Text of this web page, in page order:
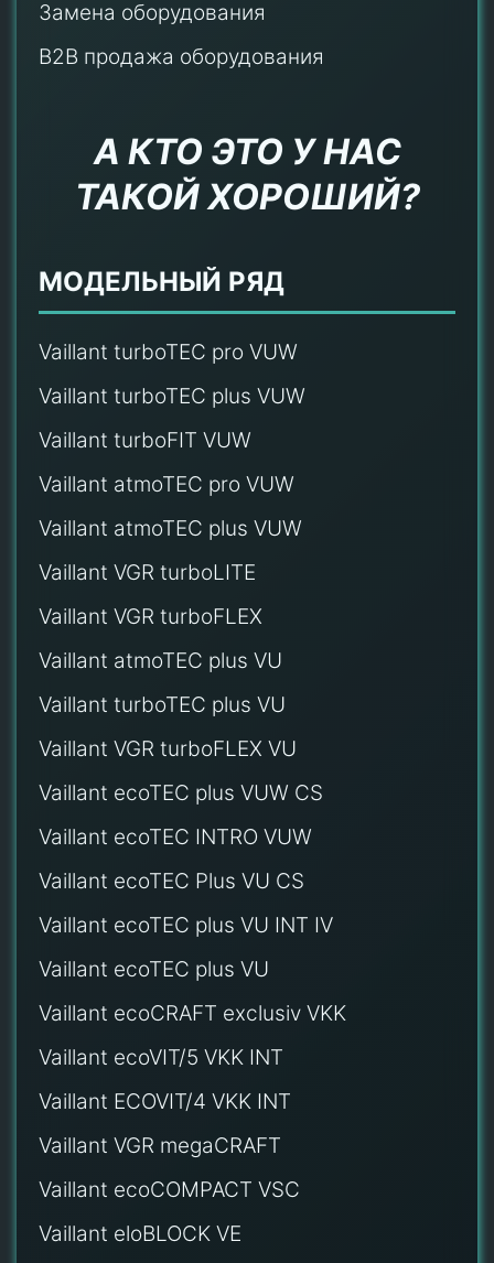
Замена оборудования
B2B продажа оборудования
А КТО ЭТО У НАС
ТАКОЙ ХОРОШИЙ?
МОДЕЛЬНЫЙ РЯД
Vaillant turboTEC pro VUW
Vaillant turboTEC plus VUW
Vaillant turboFIT VUW
Vaillant atmoTEC pro VUW
Vaillant atmoTEC plus VUW
Vaillant VGR turboLITE
Vaillant VGR turboFLEX
Vaillant atmoTEC plus VU
Vaillant turboTEC plus VU
Vaillant VGR turboFLEX VU
Vaillant ecoTEC plus VUW CS
Vaillant ecoTEC INTRO VUW
Vaillant ecoTEC Plus VU CS
Vaillant ecoTEC plus VU INT IV
Vaillant ecoTEC plus VU
Vaillant ecoCRAFT exclusiv VKK
Vaillant ecoVIT/5 VKK INT
Vaillant ECOVIT/4 VKK INT
Vaillant VGR megaCRAFT
Vaillant ecoCOMPACT VSC
Vaillant eloBLOCK VE